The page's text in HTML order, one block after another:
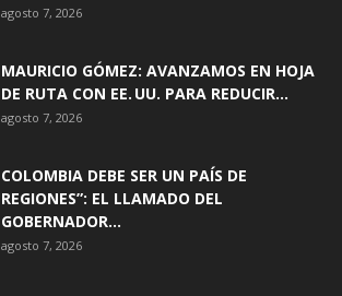
agosto 7, 2026
MAURICIO GÓMEZ: AVANZAMOS EN HOJA
DE RUTA CON EE. UU. PARA REDUCIR...
agosto 7, 2026
COLOMBIA DEBE SER UN PAÍS DE
REGIONES”: EL LLAMADO DEL
GOBERNADOR...
agosto 7, 2026